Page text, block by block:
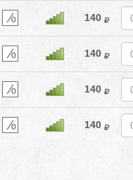
140
140
140
140